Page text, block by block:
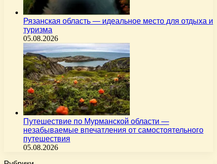
Рязанская область — идеальное место для отдыха и
туризма
05.08.2026
Путешествие по Мурманской области —
незабываемые впечатления от самостоятельного
путешествия
05.08.2026